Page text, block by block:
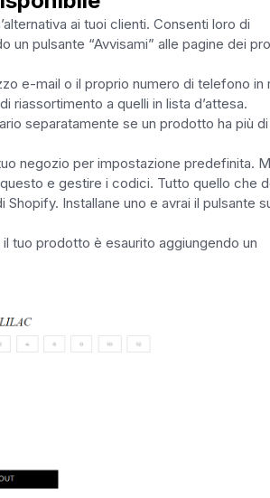
ai tuoi clienti. Consenti loro di
un pulsante “Avvisami” alle pagine dei
e-mail o il proprio numero di telefono in
riassortimento a quelli in lista d’attesa.
separatamente se un prodotto ha più di
negozio per impostazione predefinita.
e gestire i codici. Tutto quello che
Installane uno e avrai il pulsante
tuo prodotto è esaurito aggiungendo un